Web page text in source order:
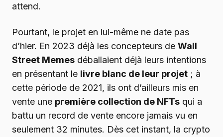
attend.
Pourtant, le projet en lui-même ne date pas
d’hier. En 2023 déjà les concepteurs de Wall
Street Memes déballaient déjà leurs intentions
en présentant le livre blanc de leur projet ; à
cette période de 2021, ils ont d’ailleurs mis en
vente une première collection de NFTs qui a
battu un record de vente encore jamais vu en
seulement 32 minutes. Dès cet instant, la crypto